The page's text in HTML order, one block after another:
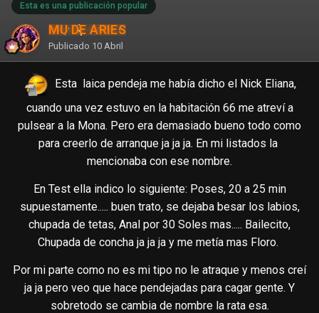
Esta es una publicación popular
MU DE ARIES
Publicado 10 Abril
Esta laica pendeja me había dicho el Nick Eliana,
cuando una vez estuvo en la habitación 66 me atreví a
pulsear a la Mona. Pero era demasiado bueno todo como
para creerlo de arranque ja ja ja. En mi listados la
mencionaba con ese nombre.
En Test ella indico lo siguiente: Poses, 20 a 25 min
supuestamente..... buen trato, se dejaba besar los labios,
chupada de tetas, Anal por 30 Soles mas..... Bailecito,
Chupada de concha ja ja ja y me metía mas Floro.
Por mi parte como no es mi tipo no le atraque y menos creí
ja ja pero veo que hace pendejadas para cagar gente. Y
sobretodo se cambia de nombre la rata esa.